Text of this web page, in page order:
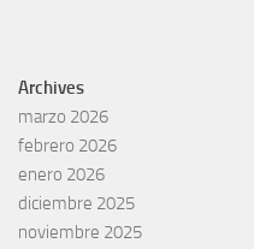
Archives
marzo 2026
febrero 2026
enero 2026
diciembre 2025
noviembre 2025